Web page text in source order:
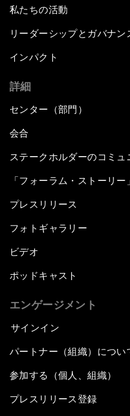
私たちの活動
リーダーシップとガバナン
インパクト
詳細
センター（部門）
会合
ステークホルダーのコミュ
「フォーラム・ストーリー」
プレスリリース
フォトギャラリー
ビデオ
ポッドキャスト
エンゲージメント
サインイン
パートナー（組織）につい
参加する（個人、組織）
プレスリリース登録